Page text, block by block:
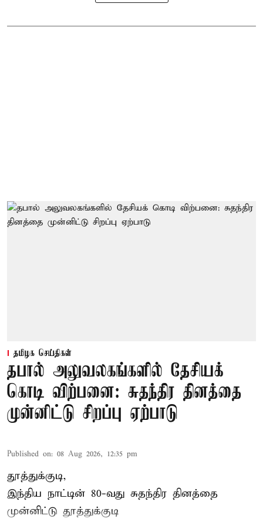
தமிழக செய்திகள்
தபால் அலுவலகங்களில் தேசியக்
கொடி விற்பனை: சுதந்திர தினத்தை
முன்னிட்டு சிறப்பு ஏற்பாடு
Published on: 08 Aug 2026, 12:35 pm
தூத்துக்குடி,
இந்திய நாட்டின் 80-வது சுதந்திர தினத்தை
முன்னிட்டு தூத்துக்குடி